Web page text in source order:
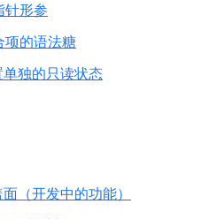
针形参
项的语法糖
独的只读状态
（开发中的功能）